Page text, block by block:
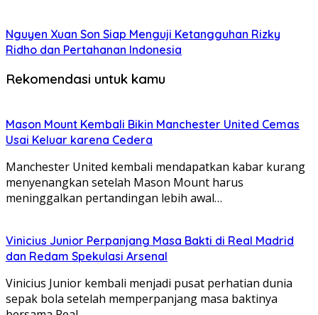
Nguyen Xuan Son Siap Menguji Ketangguhan Rizky
Ridho dan Pertahanan Indonesia
Rekomendasi untuk kamu
Mason Mount Kembali Bikin Manchester United Cemas
Usai Keluar karena Cedera
Manchester United kembali mendapatkan kabar kurang
menyenangkan setelah Mason Mount harus
meninggalkan pertandingan lebih awal…
Vinicius Junior Perpanjang Masa Bakti di Real Madrid
dan Redam Spekulasi Arsenal
Vinicius Junior kembali menjadi pusat perhatian dunia
sepak bola setelah memperpanjang masa baktinya